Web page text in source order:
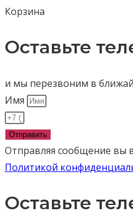
Корзина
Оставьте
и мы перезвоним в
Имя
Отправить
Отправляя сообщение вы
Политикой
Оставьте